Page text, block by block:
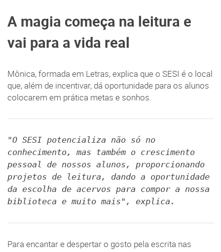
A magia começa na leitura e
vai para a vida real
Mônica, formada em Letras, explica que o SESI é o local
que, além de incentivar, dá oportunidade para os alunos
colocarem em prática metas e sonhos.
"O SESI potencializa não só no
conhecimento, mas também o crescimento
pessoal de nossos alunos, proporcionando
projetos de leitura, dando a oportunidade
da escolha de acervos para compor a nossa
biblioteca e muito mais", explica.
Para encantar e despertar o gosto pela escrita nas